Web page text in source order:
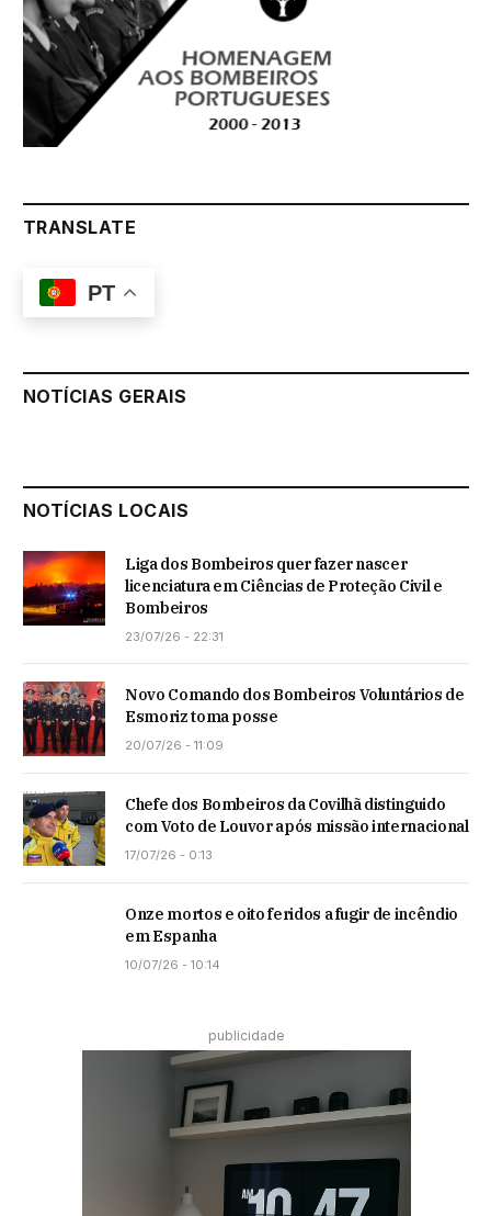
TRANSLATE
PT
NOTÍCIAS GERAIS
NOTÍCIAS LOCAIS
Liga dos Bombeiros quer fazer nascer
licenciatura em Ciências de Proteção Civil e
Bombeiros
23/07/26 - 22:31
Novo Comando dos Bombeiros Voluntários de
Esmoriz toma posse
20/07/26 - 11:09
Chefe dos Bombeiros da Covilhã distinguido
com Voto de Louvor após missão internacional
17/07/26 - 0:13
Onze mortos e oito feridos a fugir de incêndio
em Espanha
10/07/26 - 10:14
publicidade